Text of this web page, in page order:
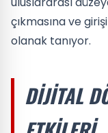
çıkmasına ve
olanak tanıyor.
DIJITAL